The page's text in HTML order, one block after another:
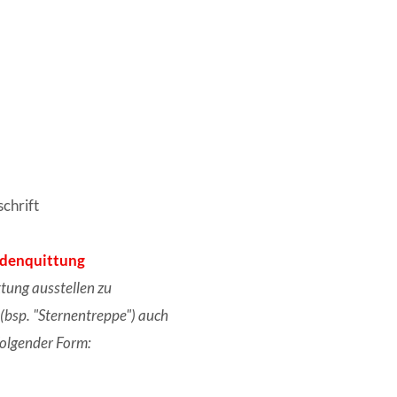
ausstellen zu
"Sternentreppe") auch
Form: